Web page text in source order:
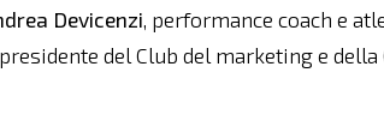
Devicenzi, performance coach e
del Club del marketing e della